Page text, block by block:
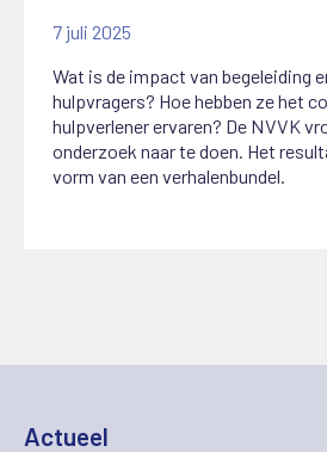
7 juli 2025
Wat is de impact van begeleiding
hulpvragers? Hoe hebben ze het
hulpverlener ervaren? De NVVK
onderzoek naar te doen. Het
vorm van een verhalenbundel.
Actueel